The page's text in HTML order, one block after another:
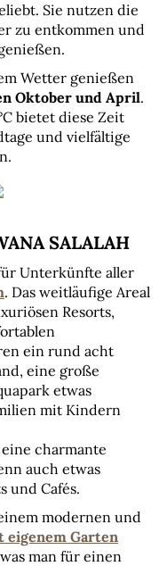
Sie nutzen die
zu entkommen und
Wetter genießen
Oktober und April.
bietet diese Zeit
und vielfältige
SALALAH
Unterkünfte aller
. Das weitläufige Areal
Resorts,
ein rund acht
eine große
etwas
mit Kindern
charmante
auch etwas
und Cafés.
modernen und
eigenem Garten
man für einen